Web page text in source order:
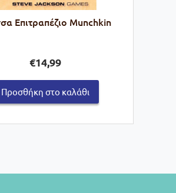
Επιτραπέζιο Munchkin
€14,99
Προσθήκη στο καλάθι